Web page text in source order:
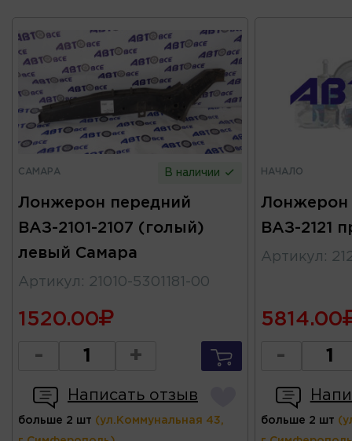
САМАРА В наличии
Лонжерон передний
ВАЗ-2101-2107 (голый)
левый Самара
Артикул : 21010-5301181-00
1520.00
- +
Написать отзыв
больше 2 шт (ул.Коммунальная 43,
НАЧАЛО
Лонжерон
ВАЗ-2121
Артикул :
5814.00
-
больше 2 шт